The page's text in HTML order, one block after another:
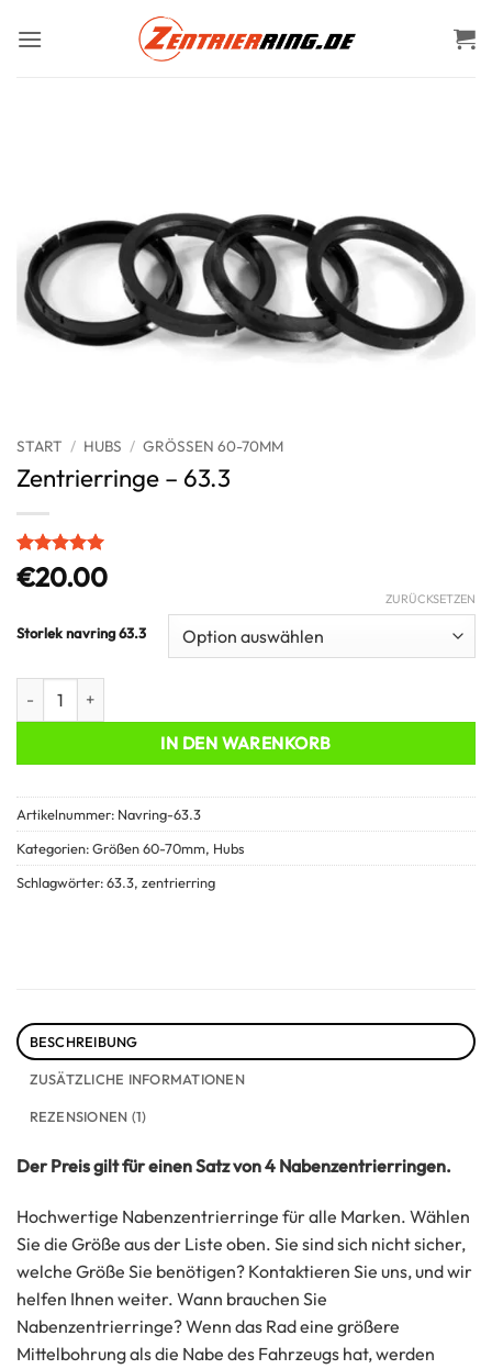
Inhalt
START / HUBS / GRÖSSEN 60-70MM
Zentrierringe – 63.3
Bewertet
mit5von
1
Kundenbewertung
€20.00
Storlek navring 63.3
ZURÜCKSETZEN
Zentrierringe - 63.3 Menge
IN DEN WARENKORB
Artikelnummer: Navring-63.3
Kategorien:Größen 60-70mm, Hubs
Schlagwörter:63.3, zentrierring
BESCHREIBUNG
ZUSÄTZLICHE INFORMATIONEN
REZENSIONEN (1)
Der Preis gilt für einen Satz von 4 Nabenzentrierringen.
Hochwertige Nabenzentrierringe für alle Marken. Wählen
Sie die Größe aus der Liste oben. Sie sind sich nicht sicher,
welche Größe Sie benötigen? Kontaktieren Sie uns, und wir
helfen Ihnen weiter. Wann brauchen Sie
Nabenzentrierringe? Wenn das Rad eine größere
Mittelbohrung als die Nabe des Fahrzeugs hat, werden